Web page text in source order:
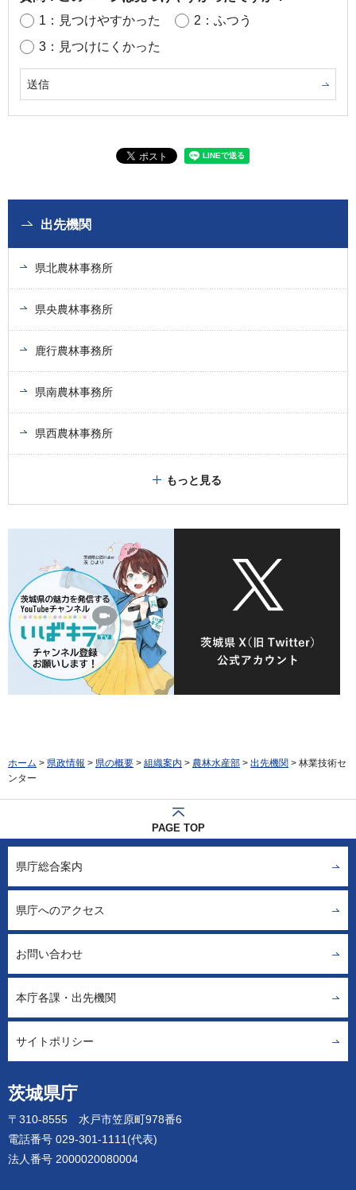
1：見つけやすかった
2：ふつう
3：見つけにくかった
出先機関
県北農林事務所
県央農林事務所
鹿行農林事務所
県南農林事務所
県西農林事務所
もっと見る
ホーム > 県政情報 > 県の概要 > 組織案内 > 農林水産部 > 出先機関 > 林業技術セ
ンター
PAGE TOP
茨城県庁
〒310-8555 水戸市笠原町978番6
電話番号 029-301-1111(代表)
法人番号 2000020080004
県庁総合案内
県庁へのアクセス
お問い合わせ
本庁各課・出先機関
サイトポリシー